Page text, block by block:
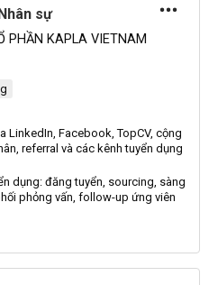
sự
PHẦN KAPLA VIETNAM
LinkedIn, Facebook, TopCV, cộng
, referral và các kênhtuyển dụng
dụng: đăngtuyển, sourcing, sàng
phỏng vấn, follow-up ứng viên